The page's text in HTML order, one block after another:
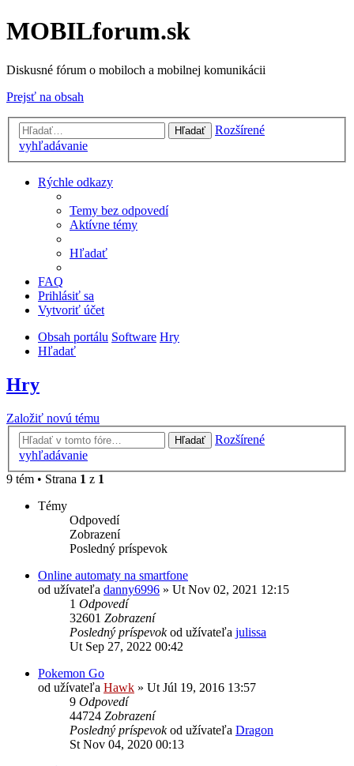
MOBILforum.sk
Diskusné fórum o mobiloch a mobilnej komunikácii
Prejsť na obsah
Hľadať
Rozšírené
vyhľadávanie
Rýchle odkazy
Temy bez odpovedí
Aktívne témy
Hľadať
FAQ
Prihlásiť sa
Vytvoriť účet
Obsah portálu Software Hry
Hľadať
Hry
Založiť novú tému
Hľadať
Rozšírené
vyhľadávanie
9 tém • Strana 1 z 1
Témy
Odpovedí
Zobrazení
Posledný príspevok
Online automaty na smartfone
od užívateľa danny6996 » Ut Nov 02, 2021 12:15
1 Odpovedí
32601 Zobrazení
Posledný príspevokod užívateľa julissa
Ut Sep 27, 2022 00:42
Pokemon Go
od užívateľa Hawk » Ut Júl 19, 2016 13:57
9 Odpovedí
44724 Zobrazení
Posledný príspevokod užívateľa Dragon
St Nov 04, 2020 00:13